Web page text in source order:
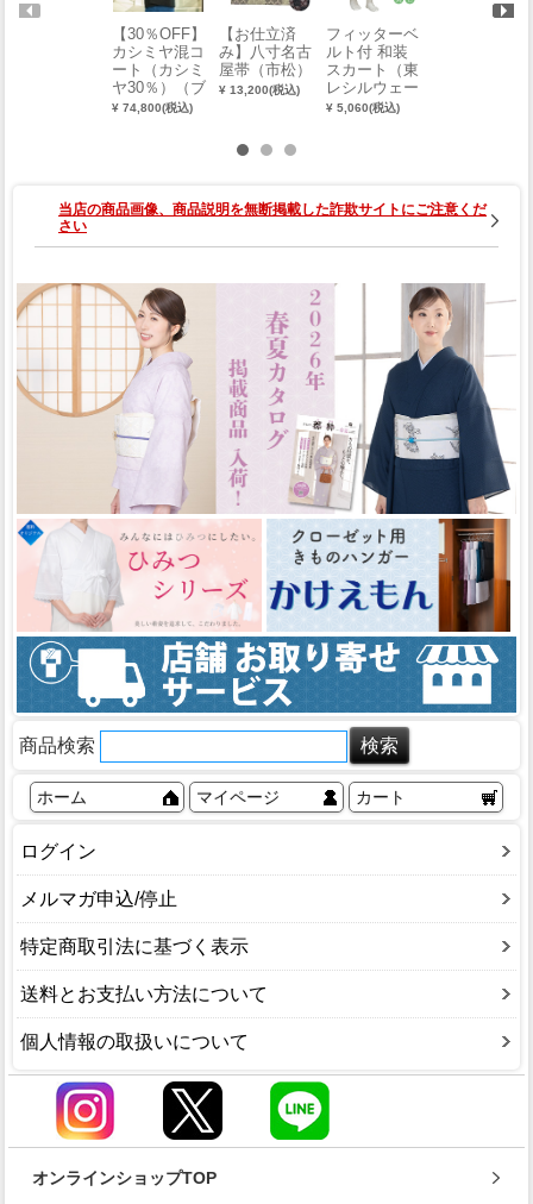
【30％OFF】
カシミヤ混コ
ート（カシミ
ヤ30％）（ブ
ラック）
¥ 74,800(税込)
【お仕立済
み】八寸名古
屋帯（市松）
¥ 13,200(税込)
フィッターベ
ルト付 和装
スカート（東
レシルウェー
ブ生地使用）
¥ 5,060(税込)
当店の商品画像、商品説明を無断掲載した詐欺サイトにご注意くだ
さい
商品検索
ホーム マイページ カート
ログイン
メルマガ申込/停止
特定商取引法に基づく表示
送料とお支払い方法について
個人情報の取扱いについて
オンラインショップTOP